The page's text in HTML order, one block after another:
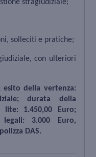
stragiudiziale;
solleciti e pratiche;
con ulteriori
esito della vertenza:
durata della
1.450,00 Euro;
legali: 3.000 Euro,
DAS.